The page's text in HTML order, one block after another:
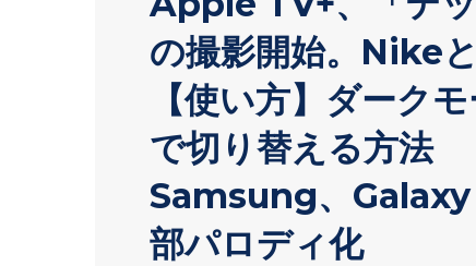
の撮影開始。Nike
【使い方】ダーク
で切り替える方法
Samsung、
部パロディ化